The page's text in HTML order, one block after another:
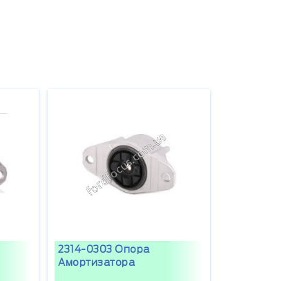
2314-0303 Опора
Амортизатора